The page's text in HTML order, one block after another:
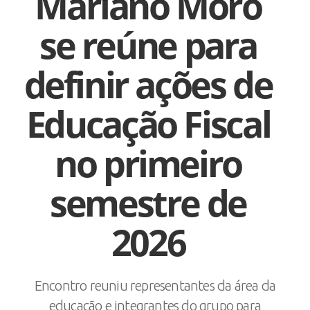
se reúne para
definir ações de
Educação Fiscal
no primeiro
semestre de
2026
Encontro reuniu representantes da área da
educação e integrantes do grupo para